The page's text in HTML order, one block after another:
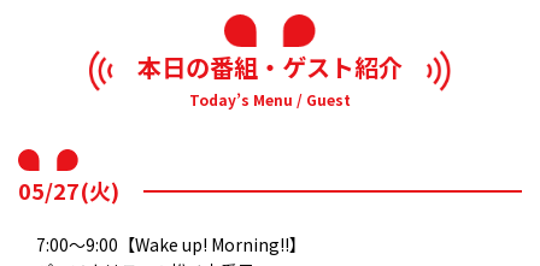
本日の番組・ゲスト紹介
Today’s Menu / Guest
05/27(火)
7:00～9:00【Wake up! Morning!!】